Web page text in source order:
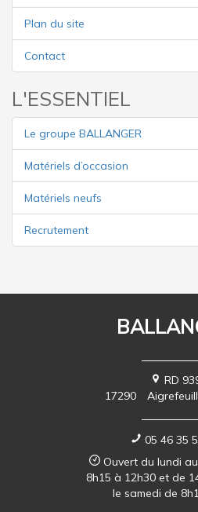
Plan du site
Contact
L'ESSENTIEL
Le groupe BALLANGER
Matériels d’occasion
Matériels neufs
Recrutement
RD
17290
05 46 35
Ouvert du lundi
8h15 à 12h30 et de
le samedi de